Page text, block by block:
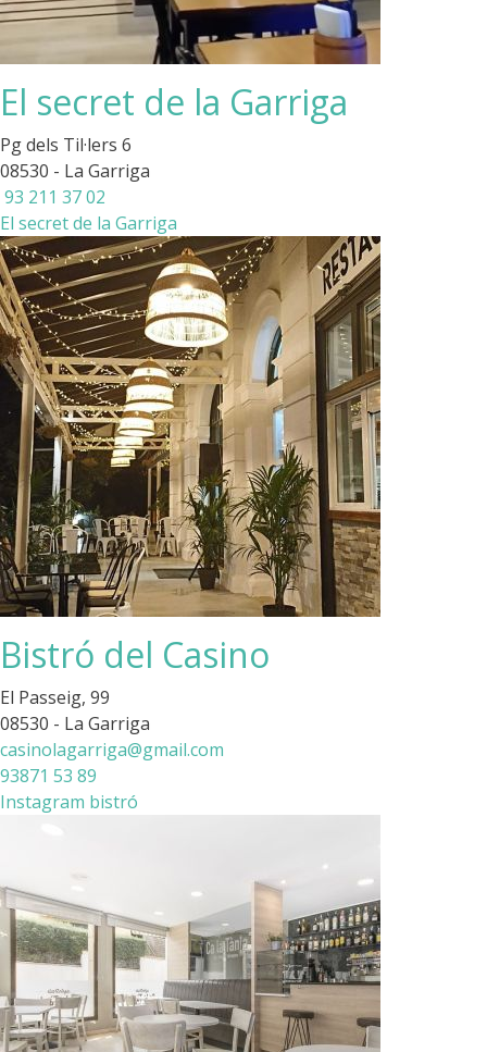
El secret de la Garriga
Pg dels Til·lers 6
08530 - La Garriga
93 211 37 02
El secret de la Garriga
Bistró del Casino
El Passeig, 99
08530 - La Garriga
casinolagarriga@gmail.com
93871 53 89
Instagram bistró